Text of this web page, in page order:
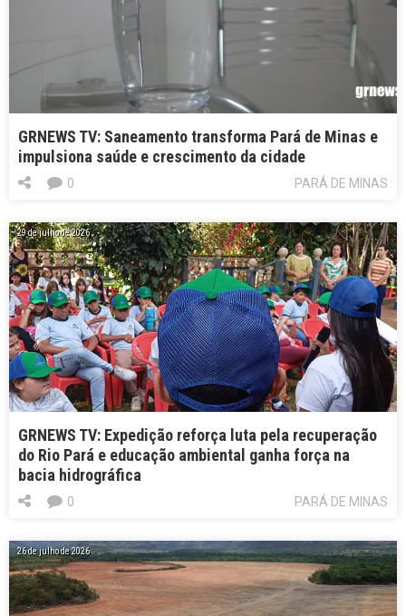
GRNEWS TV: Saneamento transforma Pará de Minas e
impulsiona saúde e crescimento da cidade
PARÁ DE MINAS
0
29 de julho de 2026
GRNEWS TV: Expedição reforça luta pela recuperação
do Rio Pará e educação ambiental ganha força na
bacia hidrográfica
PARÁ DE MINAS
0
26 de julho de 2026